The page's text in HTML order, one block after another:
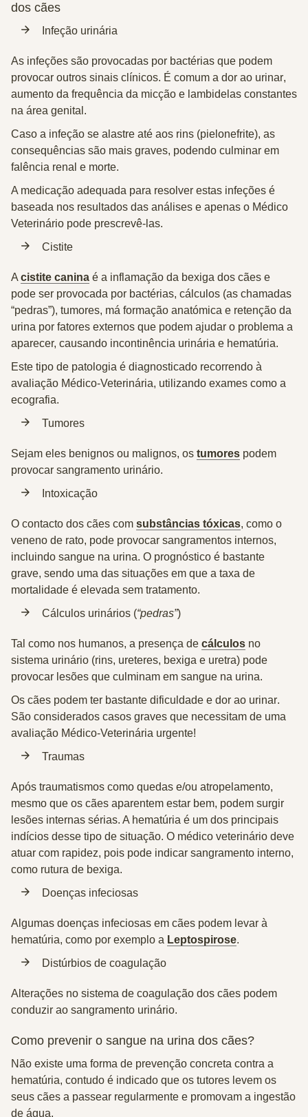
dos cães
Infeção urinária
As infeções são provocadas por bactérias que podem
provocar outros sinais clínicos. É comum a dor ao urinar,
aumento da frequência da micção e lambidelas constantes
na área genital .
Caso a infeção se alastre até aos rins (pielonefrite), as
consequências são mais graves, podendo culminar em
falência renal e morte.
A medicação adequada para resolver estas infeções é
baseada nos resultados das análises e apenas o Médico
Veterinário pode prescrevê-las.
Cistite
A cistite canina é a inflamação da bexiga dos cães e
pode ser provocada por bactérias, cálculos (as chamadas
“pedras”), tumores, má formação anatómica e retenção da
urina por fatores externos que podem ajudar o problema a
aparecer, causando incontinência urinária e hematúria.
Este tipo de patologia é diagnosticado recorrendo à
avaliação Médico-Veterinária, utilizando exames como a
ecografia.
Tumores
Sejam eles benignos ou malignos, os tumores podem
provocar sangramento urinário.
Intoxicação
O contacto dos cães com substâncias tóxicas, como o
veneno de rato, pode provocar sangramentos internos,
incluindo sangue na urina. O prognóstico é bastante
grave, sendo uma das situações em que a taxa de
mortalidade é elevada sem tratamento.
Cálculos urinários (“pedras”)
Tal como nos humanos, a presença de cálculos no
sistema urinário (rins, ureteres, bexiga e uretra) pode
provocar lesões que culminam em sangue na urina.
Os cães podem ter bastante dificuldade e dor ao urinar.
São considerados casos graves que necessitam de uma
avaliação Médico-Veterinária urgente!
Traumas
Após traumatismos como quedas e/ou atropelamento,
mesmo que os cães aparentem estar bem, podem surgir
lesões internas sérias. A hematúria é um dos principais
indícios desse tipo de situação. O médico veterinário deve
atuar com rapidez, pois pode indicar sangramento interno,
como rutura de bexiga.
Doenças infeciosas
Algumas doenças infeciosas em cães podem levar à
hematúria, como por exemplo a Leptospirose.
Distúrbios de coagulação
Alterações no sistema de coagulação dos cães podem
conduzir ao sangramento urinário.
Como prevenir o sangue na urina dos cães?
Não existe uma forma de prevenção concreta contra a
hematúria, contudo é indicado que os tutores levem os
seus cães a passear regularmente e promovam a ingestão
de água.